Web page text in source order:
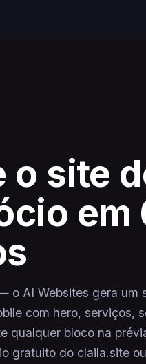
o site
em
o AI Websites gera um
com hero, serviços,
qualquer bloco na
gratuito do claila.site